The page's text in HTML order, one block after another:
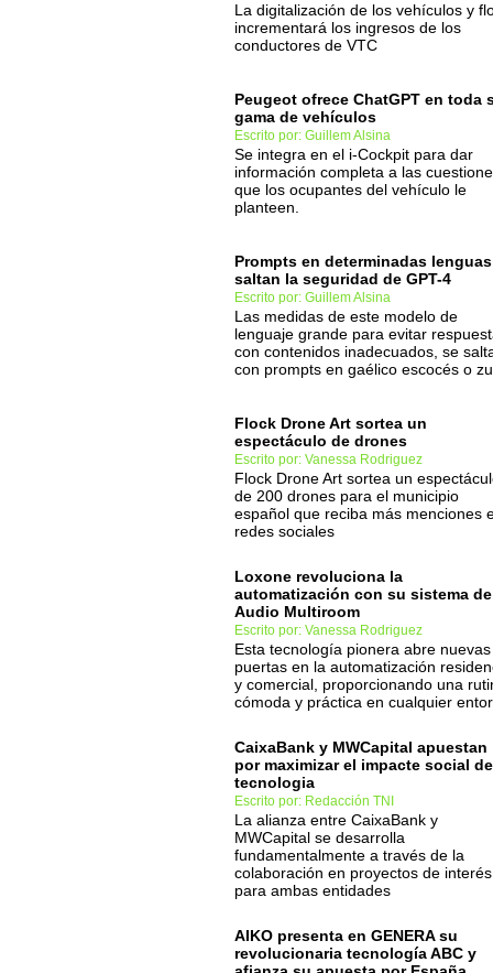
La digitalización de los vehículos y
incrementará los ingresos de los
conductores de VTC
Peugeot ofrece ChatGPT en toda
gama de vehículos
Escrito por: Guillem Alsina
Se integra en el i-Cockpit para dar
información completa a las
que los ocupantes del vehículo le
planteen.
Prompts en determinadas
saltan la seguridad de GPT-4
Escrito por: Guillem Alsina
Las medidas de este modelo de
lenguaje grande para evitar
con contenidos inadecuados, se
con prompts en gaélico escocés o
Flock Drone Art sortea un
espectáculo de drones
Escrito por: Vanessa Rodriguez
Flock Drone Art sortea un
de 200 drones para el municipio
español que reciba más menciones
redes sociales
Loxone revoluciona la
automatización con su sistema de
Audio Multiroom
Escrito por: Vanessa Rodriguez
Esta tecnología pionera abre nuevas
puertas en la automatización
y comercial, proporcionando una
cómoda y práctica en cualquier
CaixaBank y MWCapital apuestan
por maximizar el impacte social
tecnologia
Escrito por: Redacción TNI
La alianza entre CaixaBank y
MWCapital se desarrolla
fundamentalmente a través de la
colaboración en proyectos de interés
para ambas entidades
AIKO presenta en GENERA su
revolucionaria tecnología ABC y